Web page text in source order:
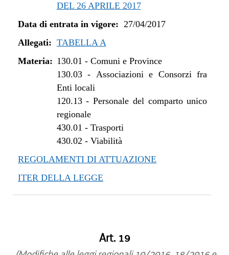
DEL 26 APRILE 2017
Data di entrata in vigore: 27/04/2017
Allegati: TABELLA A
Materia: 130.01 - Comuni e Province
130.03- Associazioni e Consorzi fra
Enti locali
120.13-Personale del comparto unico
regionale
430.01 - Trasporti
430.02 - Viabilità
REGOLAMENTI DI ATTUAZIONE
ITER DELLA LEGGE
Art. 19